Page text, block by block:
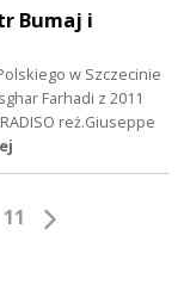
Bumaj i
w Szczecinie
Farhadi z 2011
reż.Giuseppe
11